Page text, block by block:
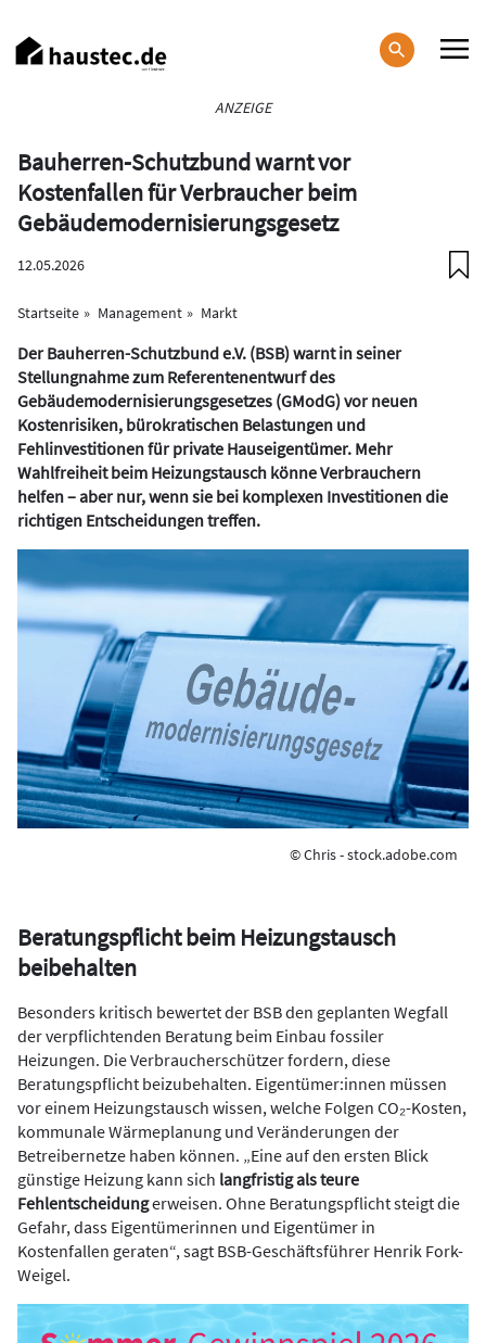
zum
Inhalt
ANZEIGE
Bauherren-Schutzbund warnt vor
Kostenfallen für Verbraucher beim
Gebäudemodernisierungsgesetz
12.05.2026
Startseite Management Markt
Der Bauherren-Schutzbund e.V. (BSB) warnt in seiner
Stellungnahme zum Referentenentwurf des
Gebäudemodernisierungsgesetzes (GModG) vor neuen
Kostenrisiken, bürokratischen Belastungen und
Fehlinvestitionen für private Hauseigentümer. Mehr
Wahlfreiheit beim Heizungstausch könne Verbrauchern
helfen – aber nur, wenn sie bei komplexen Investitionen die
richtigen Entscheidungen treffen.
© Chris - stock.adobe.com
Beratungspflicht beim Heizungstausch
beibehalten
Besonders kritisch bewertet der BSB den geplanten Wegfall
der verpflichtenden Beratung beim Einbau fossiler
Heizungen. Die Verbraucherschützer fordern, diese
Beratungspflicht beizubehalten. Eigentümer:innen müssen
vor einem Heizungstausch wissen, welche Folgen CO₂-Kosten,
kommunale Wärmeplanung und Veränderungen der
Betreibernetze haben können. „Eine auf den ersten Blick
günstige Heizung kann sich langfristig als teure
Fehlentscheidungerweisen. Ohne Beratungspflicht steigt die
Gefahr, dass Eigentümerinnen und Eigentümer in
Kostenfallen geraten“, sagt BSB-Geschäftsführer Henrik Fork-
Weigel.